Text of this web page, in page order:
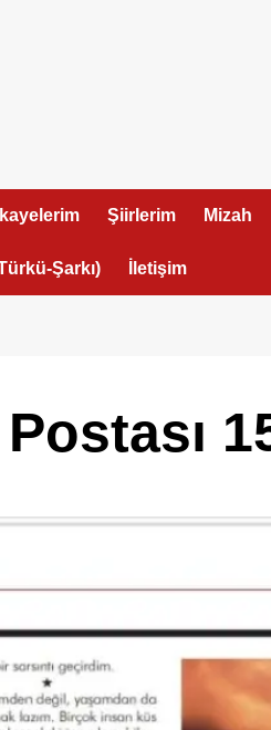
Şiirlerim Mizah
Şarkı) İletişim